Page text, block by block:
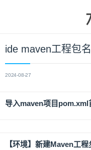
ide maven工程包
2024-08-27
导入maven项目pom.xml
【环境】新建Maven工